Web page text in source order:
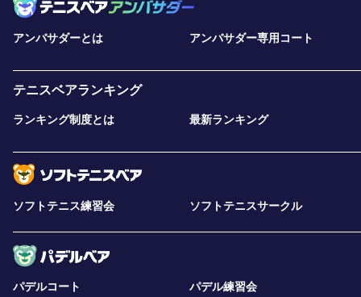
アンバサダーとは アンバサダー専用コート
テニスベアランキング
ランキング制度とは 最新ランキング
ソフトテニス練習会 ソフトテニスサークル
パデルコート パデル練習会